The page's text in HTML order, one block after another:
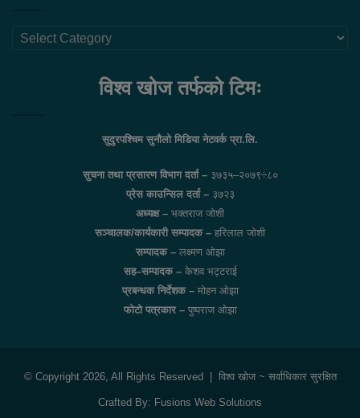
थप
विश्व खोज तर्फको टिमः
सुदुरपश्चिम सुनौलो मिडिया नेटवर्क प्रा.लि.
सुचना तथा प्रसारण विभाग दर्ता – ३७३५–२०७९÷८०
प्रेस काउन्सिल दर्ता – ३७२३
अध्यक्ष – भक्तराज जोशी
सञ्चालक/कार्यकारी सम्पादक – हरिलाल जोशी
सम्पादक –लक्ष्मण ओझा
सह–सम्पादक –केशव भट्टराई
प्रबन्धक निर्देशक –मोहन ओझा
फोटो पत्रकार –पुष्पराज ओझा
© Copyright 2026, All Rights Reserved | विश्व खोज~ सर्वाधिकार सुरक्षित
Crafted By: Fusions Web Solutions